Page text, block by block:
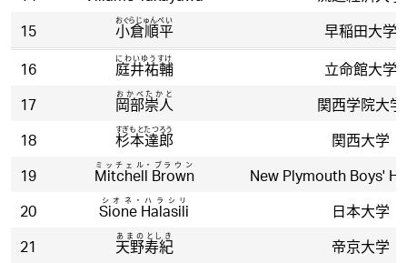
15 小倉順平
おぐらじゅんぺい
早稲田大学
16 庭井祐輔
にわいゆうすけ
立命館大学
17 岡部崇人
おかべたかと
関西学院大学
18 杉本達郎
すぎもとたつろう
関西大学
19 Mitchell Brown
ミッチェル・ブラウン
New Plymouth Boys'
20 Sione Halasili
シオネ・ハラシリ
日本大学
21 天野寿紀
あまのとしき
帝京大学